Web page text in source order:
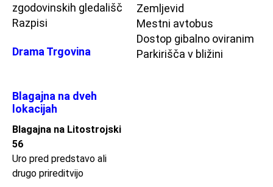
zgodovinskih gledališč
Razpisi
Drama Trgovina
Zemljevid
Mestni avtobus
Dostop gibalno oviranim
Parkirišča v bližini
Blagajna na dveh
lokacijah
Blagajna na Litostrojski
56
Uro pred predstavo ali
drugo prireditvijo